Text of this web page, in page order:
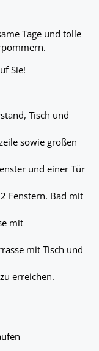
Tage und tolle
Sie!
Tisch und
sowie großen
und einer Tür
Fenstern. Bad mit
mit
mit Tisch und
erreichen.